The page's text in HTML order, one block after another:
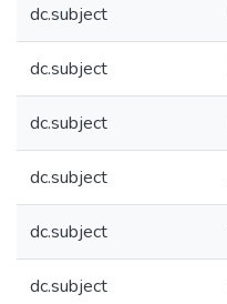
dc.subject
dc.subject
dc.subject
dc.subject
dc.subject
dc.subject